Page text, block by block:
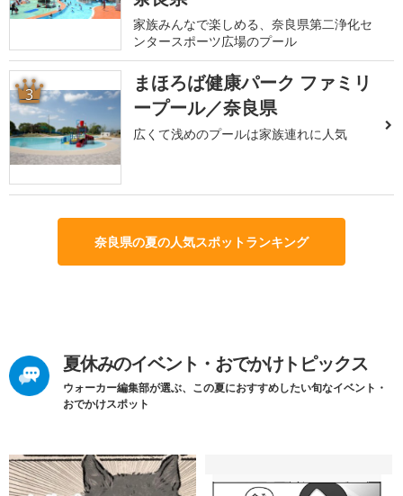
家族みんなで楽しめる、奈良県第二浄化セ
ンタースポーツ広場のプール
3
まほろば健康パーク ファミリ
ープール／奈良県
広くて浅めのプールは家族連れに人気
奈良県の夏の人気スポットランキング
夏休みのイベント・おでかけトピックス
ウォーカー編集部が選ぶ、この夏におすすめしたい旬なイベント・
おでかけスポット